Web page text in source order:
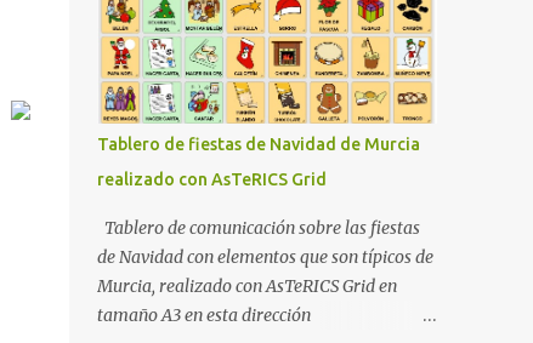
envejecimiento activo Fundación ACE,
materiales Materiales Stimulus
Materiales para imprimir o trabajar en el
Paint de ECognitiva , estimulación cognitiva
para mayores, dividido en fichas de trabajo
lenguaje y praxias . Además, hay otros
cuadernos (TDAH, para niños, sudoku,
grafomotricidad...) así como un cuaderno
mensual nuevo. Muy recomendado. NOTA: Si
quieres conocer como trabajar con un pdf
Tablero de fiestas de Navidad de Murcia
realizado con AsTeRICS Grid
Tablero de comunicación sobre las fiestas
de Navidad con elementos que son típicos de
Murcia, realizado con AsTeRICS Grid en
tamaño A3 en esta dirección